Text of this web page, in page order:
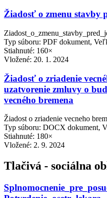
Žiadosť o zmenu stavby
Typ súboru: PDF dokument,
Stiahnuté: 160×
Vložené: 20. 1. 2024
Žiadosť o zriadenie
uzatvorenie zmluvy o
vecného bremena
Žiadost o zriadenie vecneho
Typ súboru: DOCX dokument,
Stiahnuté: 180×
Vložené: 2. 9. 2024
Tlačivá - sociálna